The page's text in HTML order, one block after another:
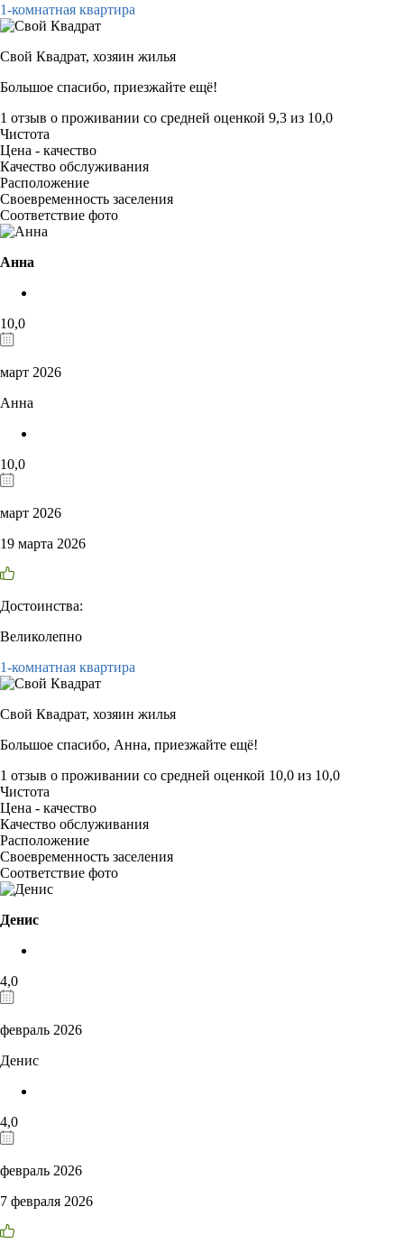
1-комнатная квартира
Свой Квадрат, хозяин жилья
Большое спасибо, приезжайте ещё!
1 отзыв о проживании со средней оценкой 9,3 из 10,0
Чистота
Цена - качество
Качество обслуживания
Расположение
Своевременность заселения
Соответствие фото
Анна
10,0
март 2026
Анна
10,0
март 2026
19 марта 2026
Достоинства:
Великолепно
1-комнатная квартира
Свой Квадрат, хозяин жилья
Большое спасибо, Анна, приезжайте ещё!
1 отзыв о проживании со средней оценкой 10,0 из 10,0
Чистота
Цена - качество
Качество обслуживания
Расположение
Своевременность заселения
Соответствие фото
Денис
4,0
февраль 2026
Денис
4,0
февраль 2026
7 февраля 2026